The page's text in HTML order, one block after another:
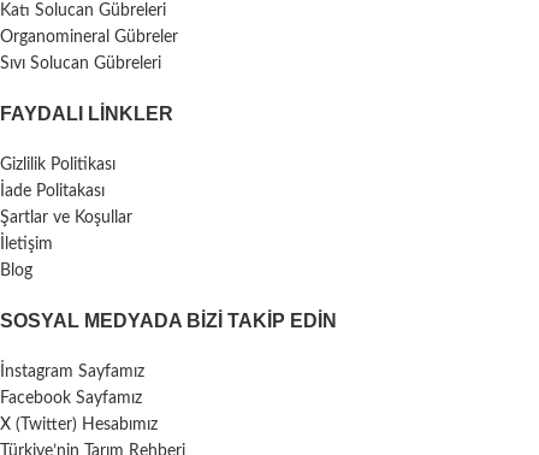
Katı Solucan Gübreleri
Organomineral Gübreler
Sıvı Solucan Gübreleri
FAYDALI LİNKLER
Gizlilik Politikası
İade Politakası
Şartlar ve Koşullar
İletişim
Blog
SOSYAL MEDYADA BIZI TAKIP EDIN
İnstagram Sayfamız
Facebook Sayfamız
X (Twitter) Hesabımız
Türkiye’nin Tarım Rehberi